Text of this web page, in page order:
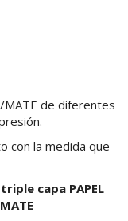
MATE de diferentes
con la medida que
capa PAPEL